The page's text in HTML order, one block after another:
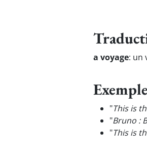
a voyage: un
"This is
"Bruno :
"This is